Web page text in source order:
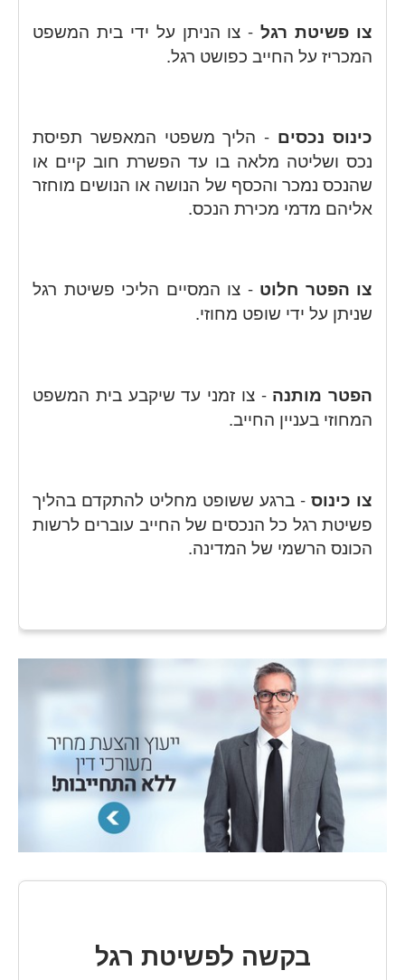
צו פשיטת רגל- צו הניתן על ידי בית המשפט
המכריז על החייב כפושט רגל.
כינוס נכסים - הליך משפטי המאפשר תפיסת
נכס ושליטה מלאה בו עד הפשרת חוב קיים או
שהנכס נמכר והכסף של הנושה או הנושים מוחזר
אליהם מדמי מכירת הנכס.
צו הפטר חלוט - צו המסיים הליכי פשיטת רגל
שניתן על ידי שופט מחוזי.
הפטר מותנה - צו זמני עד שיקבע בית המשפט
המחוזי בעניין החייב.
צו כינוס - ברגע ששופט מחליט להתקדם בהליך
פשיטת רגל כל הנכסים של החייב עוברים לרשות
הכונס הרשמי של המדינה.
בקשה לפשיטת רגל